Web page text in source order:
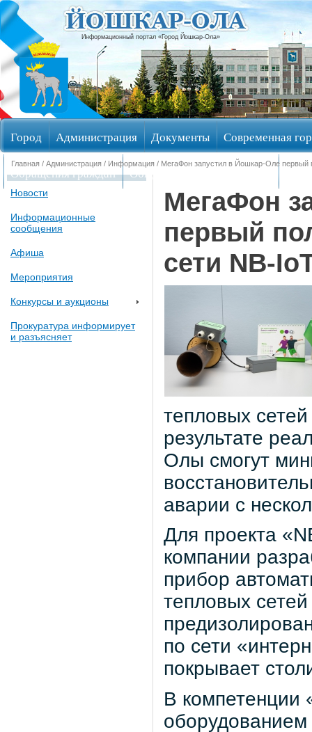
Информационный портал «Город Йошкар-Ола»
Город Администрация Документы Современная
Обращения граждан Общественные обсуждения
Главная / Администрация / Информация / МегаФон запустил в Йошкар-Оле первый
Новости
Информационные
сообщения
Афиша
Мероприятия
Конкурсы и аукционы
Прокуратура информирует
и разъясняет
МегаФон
первый
сети NB-
тепловых
результате
Олы смогут
аварии с
Для проекта
компании
прибор
тепловых
по сети
покрывает
В компетенции